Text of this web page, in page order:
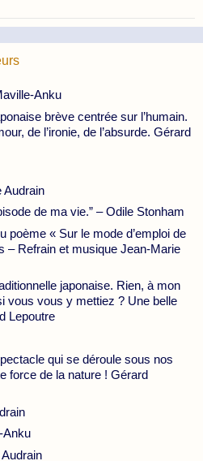
Anku
brève centrée sur l’humain.
de l’ironie, de l’absurde. Gérard
Audrain
de ma vie.” – Odile Stonham
poème « Sur le mode d’emploi de
– Refrain et musique Jean-Marie
japonaise. Rien, à mon
vous vous y mettiez ? Une belle
Lepoutre
qui se déroule sous nos
force de la nature ! Gérard
Anku